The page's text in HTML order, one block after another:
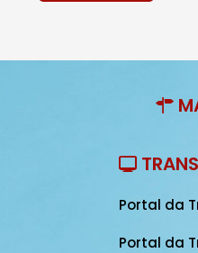
Portal da
Portal da